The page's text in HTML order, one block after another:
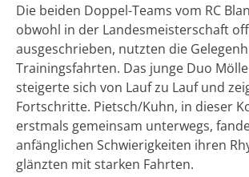
Die beiden Doppel-Teams vom RC
obwohl in der Landesmeisterschaft
ausgeschrieben, nutzten die
Trainingsfahrten. Das junge Duo
steigerte sich von Lauf zu Lauf und
Fortschritte. Pietsch/Kuhn, in dieser
erstmals gemeinsam unterwegs,
anfänglichen Schwierigkeiten ihren
glänzten mit starken Fahrten.